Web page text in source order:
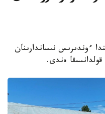
ءوندىرىس نىساندارىنان
ەندى.